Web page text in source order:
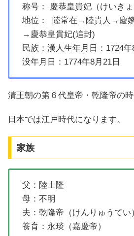
称号： 慶恭皇貴妃（けいきょ
地位： 陸常在→陸貴人→慶
→慶恭皇貴妃(追封)
民族：漢人生年月日：1724年
没年月日：1774年8月21日
清王朝の第６代皇帝・乾隆帝の時
日本では江戸時代になります。
家族
父：陸士隆
母：不明
夫：乾隆帝（けんりゅうてい
養育：永琰（嘉慶帝）